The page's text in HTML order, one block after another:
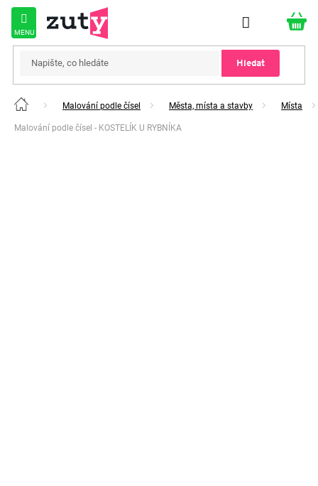
Přejít
obsah
Hledat
Domů Malování podle čísel Města, místa a stavby Místa
Malování podle čísel - KOSTELÍK U RYBNÍKA